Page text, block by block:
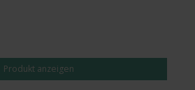
Produkt anzeigen